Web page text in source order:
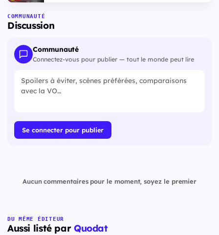
COMMUNAUTÉ
Discussion
Communauté
Connectez-vous pour publier — tout le monde peut lire
Se connecter pour publier
Aucun commentaires pour le moment, soyez le premier
DU MÊME ÉDITEUR
Aussi listé par Quodat